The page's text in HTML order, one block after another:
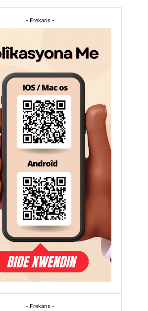
- Frekans -
- Frekans -